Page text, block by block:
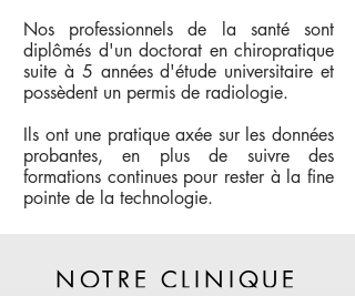
Nos professionnels de la santé sont
diplômés d'un doctorat en chiropratique
suite à 5 années d'étude universitaire et
possèdent un permis de radiologie.
Ils ont une pratique axée sur les données
probantes, en plus de suivre des
formations continues pour rester à la fine
pointe de la technologie.
NOTRE CLINIQUE